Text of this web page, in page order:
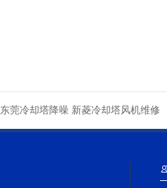
东莞冷却塔降噪 新菱冷却塔风机维修